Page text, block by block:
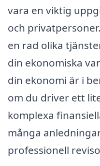
vara en viktig
och
en rad olika
din ekonomiska
din ekonomi är i
om du driver ett
komplexa
många
professionell